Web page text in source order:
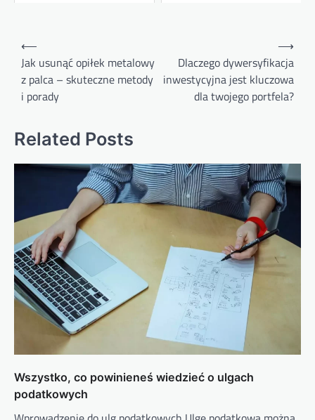
Nawigacja
wpisu
⟵
Jak usunąć opiłek metalowy
z palca – skuteczne metody
i porady
Dlaczego dywersyfikacja
inwestycyjna jest kluczowa
dla twojego portfela?
⟶
Related Posts
Wszystko, co powinieneś wiedzieć o ulgach
podatkowych